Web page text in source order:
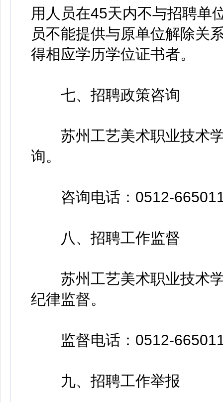
用人员在45天内不与招聘单
员不能提供与原单位解除关
得相应学历学位证书者。
七、招聘政策咨询
苏州工艺美术职业技术学
询。
咨询电话：0512-
八、招聘工作监督
苏州工艺美术职业技术学
纪律监督。
监督电话：0512-
九、招聘工作举报